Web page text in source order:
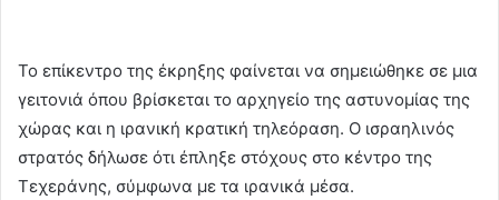
Το επίκεντρο της έκρηξης φαίνεται να σημειώθηκε σε μια
γειτονιά όπου βρίσκεται το αρχηγείο της αστυνομίας της
χώρας και η ιρανική κρατική τηλεόραση. Ο ισραηλινός
στρατός δήλωσε ότι έπληξε στόχους στο κέντρο της
Τεχεράνης, σύμφωνα με τα ιρανικά μέσα.